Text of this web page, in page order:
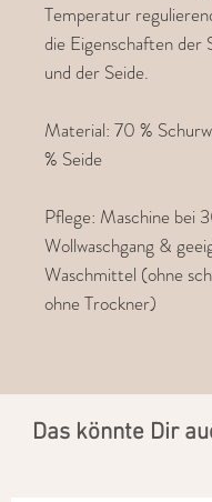
Temperatur
die Eigenschaften der
und der Seide.
Material: 70 %
% Seide
Pflege: Maschine bei
Wollwaschgang &
Waschmittel (ohne
ohne Trockner)
​Das könnte Dir